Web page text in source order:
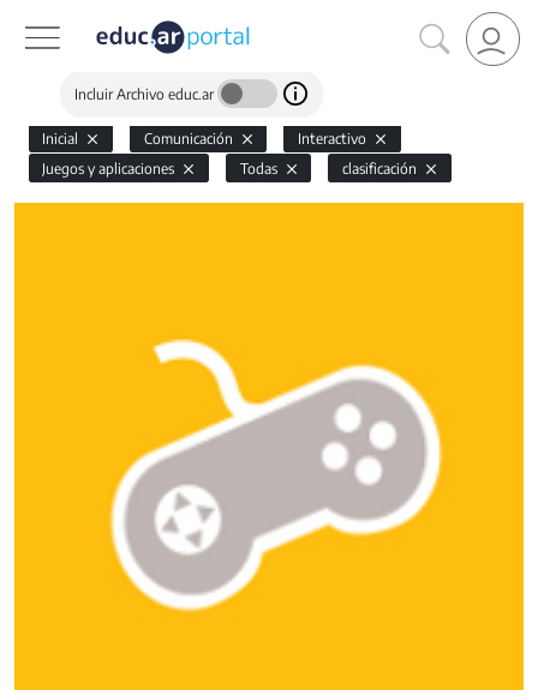
Incluir Archivo educ.ar
Inicial Comunicación
Interactivo
Juegos y aplicaciones
Todas clasificación